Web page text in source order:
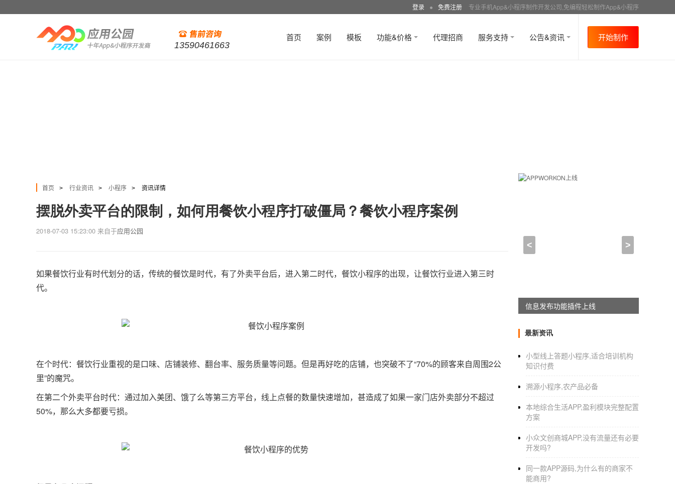
登录 ● 免费注册 专业手机App&小程序制作开发公司,免编程轻松制作App&小程序
13590461663
首页 案例 模板 功能&价格 代理招商 服务支持 公告&资讯 开始制作
首页 > 行业资讯 > 小程序 > 资讯详情
摆脱外卖平台的限制，如何用餐饮小程序打破僵局？餐饮小程序案例
2018-07-03 15:23:00 来自于应用公园
如果餐饮行业有时代划分的话，传统的餐饮是时代，有了外卖平台后，进入第二时代，餐饮小程序的出现，让餐饮行业进入第三时
代。
在个时代：餐饮行业重视的是口味、店铺装修、翻台率、服务质量等问题。但是再好吃的店铺，也突破不了“70%的顾客来自周围2公
里”的魔咒。
在第二个外卖平台时代：通过加入美团、饿了么等第三方平台，线上点餐的数量快速增加，甚造成了如果一家门店外卖部分不超过
50%，那么大多都要亏损。
< >
APPWORKON上线
最新资讯
小型线上答题小程序,适合培训机构
知识付费
溯源小程序,农产品必备
本地综合生活APP,盈利模块完整配置
方案
小众文创商城APP,没有流量还有必要
开发吗?
同一款APP源码,为什么有的商家不
能商用?